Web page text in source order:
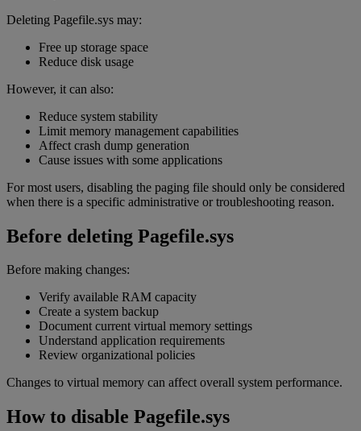
Deleting Pagefile.sys may:
Free up storage space
Reduce disk usage
However, it can also:
Reduce system stability
Limit memory management capabilities
Affect crash dump generation
Cause issues with some applications
For most users, disabling the paging file should only be considered
when there is a specific administrative or troubleshooting reason.
Before deleting Pagefile.sys
Before making changes:
Verify available RAM capacity
Create a system backup
Document current virtual memory settings
Understand application requirements
Review organizational policies
Changes to virtual memory can affect overall system performance.
How to disable Pagefile.sys